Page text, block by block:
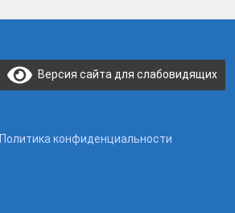
Версия сайта для слабовидящих
Политика конфиденциальности